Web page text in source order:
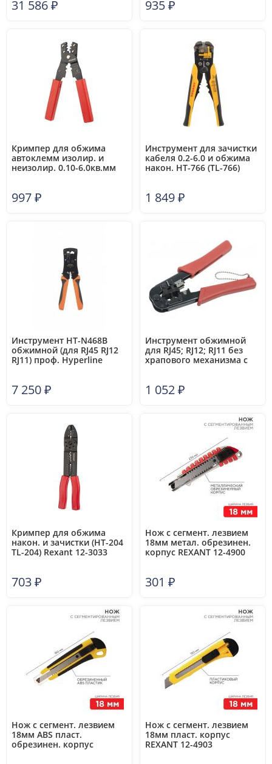
31 586₽ 935₽
Кримпер для обжима
автоклемм изолир. и
неизолир. 0.10-6.0кв.мм
997₽
Инструмент для зачистки
кабеля 0.2-6.0 и обжима
након. HT-766 (TL-766)
1 849₽
Инструмент HT-N468B
обжимной (для RJ45 RJ12
RJ11) проф. Hyperline
7 250₽
Инструмент обжимной
для RJ45; RJ12; RJ11 без
храпового механизма с
TM1-B10H
1 052₽
Кримпер для обжима
након. и зачистки (HT-204
TL-204) Rexant 12-3033
703₽
Нож с сегмент. лезвием
18мм метал. обрезинен.
корпус REXANT 12-4900
301 ₽
Нож с сегмент. лезвием
18мм ABS пласт.
обрезинен. корпус
Нож с сегмент. лезвием
18мм пласт. корпус
REXANT 12-4903